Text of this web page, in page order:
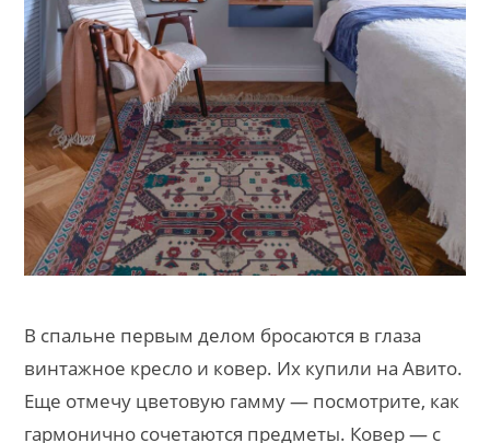
В спальне первым делом бросаются в глаза
винтажное кресло и ковер. Их купили на Авито.
Еще отмечу цветовую гамму — посмотрите, как
гармонично сочетаются предметы. Ковер — с